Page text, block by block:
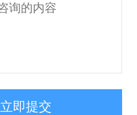
立即提交